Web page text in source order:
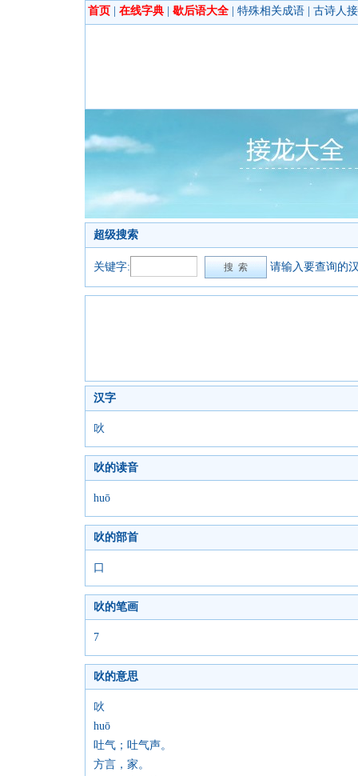
首页 在线字典 歇后语大全 特殊相关成语 古诗人
超级搜索
关键字: 请输入要查询的
汉字
吙
吙的读音
huō
吙的部首
口
吙的笔画
7
吙的意思
吙
huō
吐气；吐气声。
方言，家。